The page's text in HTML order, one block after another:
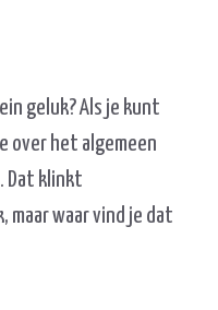
geluk? Als je kunt
over het algemeen
Dat klinkt
maar waar vind je dat